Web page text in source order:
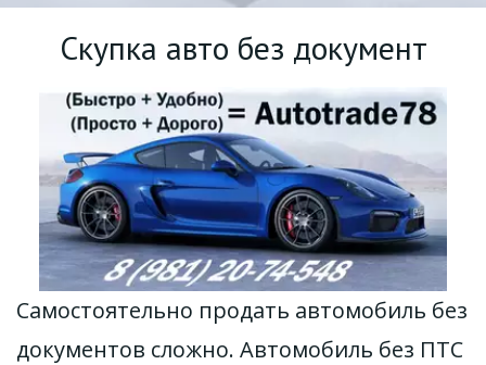
Скупка авто без документ
Самостоятельно продать автомобиль без
документов сложно. Автомобиль без ПТС